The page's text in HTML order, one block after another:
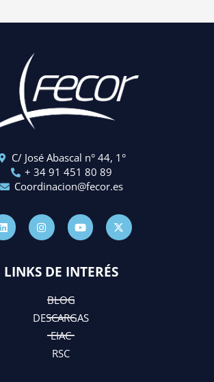
C/ José Abascal n° 44, 1°
+ 34 91 451 80 89
Coordinacion@fecor.es
L
i
n
k
I
n
s
t
r
m
Y
o
u
t
e
X
-
t
w
t
LINKS DE INTERÉS
BLOG
DESCARGAS
EIAC
RSC